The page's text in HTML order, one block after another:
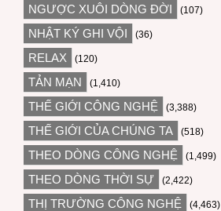
NGƯỢC XUÔI DÒNG ĐỜI (107)
NHẬT KÝ GHI VỘI (36)
RELAX (120)
TẢN MẠN (1,410)
THẾ GIỚI CÔNG NGHỆ (3,388)
THẾ GIỚI CỦA CHÚNG TA (518)
THEO DÒNG CÔNG NGHỆ (1,499)
THEO DÒNG THỜI SỰ (2,422)
THỊ TRƯỜNG CÔNG NGHỆ (4,463)